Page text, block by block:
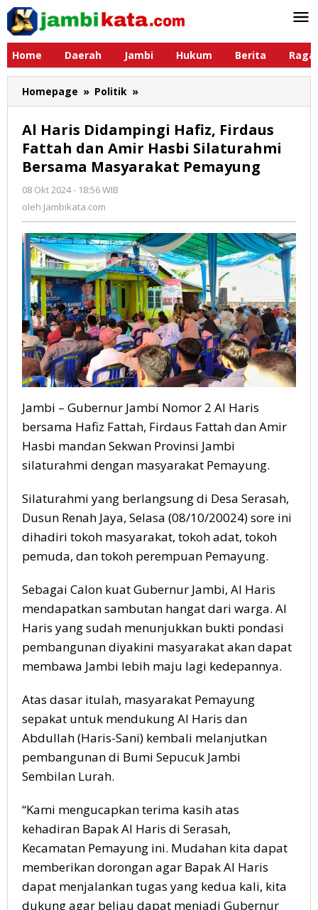
Lewati
konten
Home
Daerah Jambi Hukum Berita
Homepage » Politik »
Haris
Didampingi
Hafiz,
Firdaus
Fattah
Silaturahmi
Bersama
Masyarakat
Pemayung
Al Haris Didampingi Hafiz, Firdaus
Fattah dan Amir Hasbi Silaturahmi
Bersama Masyarakat Pemayung
08 Okt 2024 - 18:56 WIB
oleh Jambikata.com
Jambi – Gubernur Jambi Nomor 2 Al Haris
bersama Hafiz Fattah, Firdaus Fattah dan Amir
Hasbi mandan Sekwan Provinsi Jambi
silaturahmi dengan masyarakat Pemayung.
Silaturahmi yang berlangsung di Desa Serasah,
Dusun Renah Jaya, Selasa (08/10/20024) sore ini
dihadiri tokoh masyarakat, tokoh adat, tokoh
pemuda, dan tokoh perempuan Pemayung.
Sebagai Calon kuat Gubernur Jambi, Al Haris
mendapatkan sambutan hangat dari warga. Al
Haris yang sudah menunjukkan bukti pondasi
pembangunan diyakini masyarakat akan dapat
membawa Jambi lebih maju lagi kedepannya.
Atas dasar itulah, masyarakat Pemayung
sepakat untuk mendukung Al Haris dan
Abdullah (Haris-Sani) kembali melanjutkan
pembangunan di Bumi Sepucuk Jambi
Sembilan Lurah.
“Kami mengucapkan terima kasih atas
kehadiran Bapak Al Haris di Serasah,
Kecamatan Pemayung ini. Mudahan kita dapat
memberikan dorongan agar Bapak Al Haris
dapat menjalankan tugas yang kedua kali, kita
dukung agar beliau dapat menjadi Gubernur